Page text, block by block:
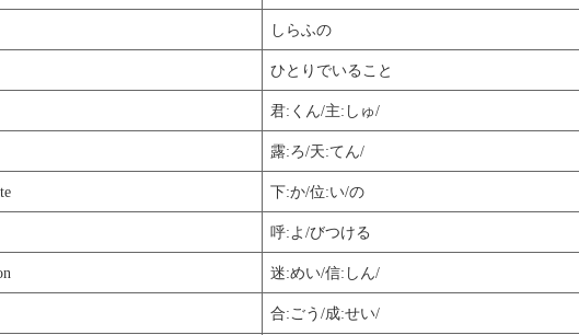
しらふの
ひとりでいること
君:くん/主:しゅ/
露:ろ/天:てん/
下:か/位:い/の
呼:よ/びつける
迷:めい/信:しん/
合:ごう/成:せい/